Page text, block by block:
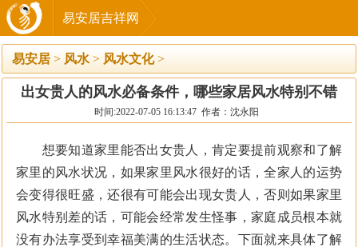
易安居吉祥网
易安居 > 风水 > 风水文化>
出女贵人的风水必备条件，哪些家居风水特别不错
时间:2022-07-05 16:13:47 作者：沈永阳
想要知道家里能否出女贵人，肯定要提前观察和了解
家里的风水状况，如果家里风水很好的话，全家人的运势
会变得很旺盛，还很有可能会出现女贵人，否则如果家里
风水特别差的话，可能会经常发生怪事，家庭成员根本就
没有办法享受到幸福美满的生活状态。下面就来具体了解